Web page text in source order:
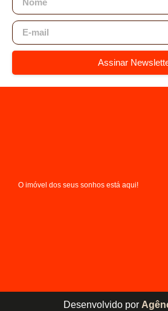
Assinar
O imóvel dos seus sonhos está aqui!
Desenvolvido por